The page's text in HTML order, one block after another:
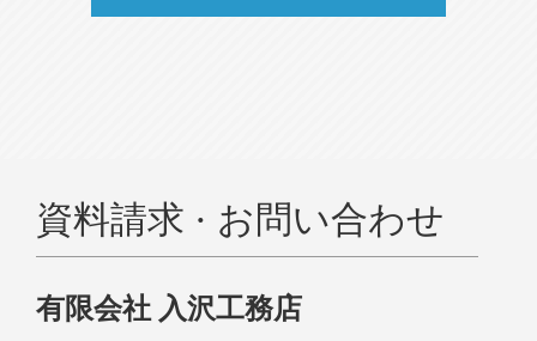
資料請求 · お問い合わせ
有限会社 入沢工務店